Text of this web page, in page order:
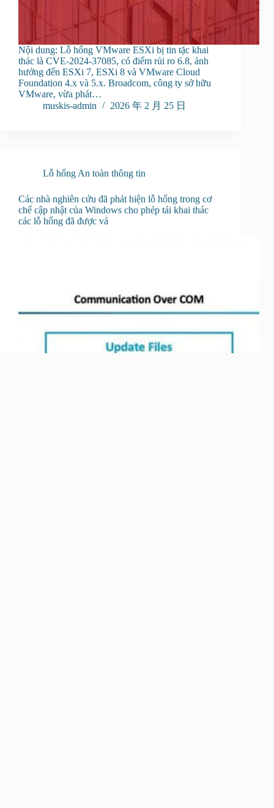
Nội dung: Lỗ hổng VMware ESXi bị tin tặc khai
thác là CVE-2024-37085, có điểm rủi ro 6.8, ảnh
hưởng đến ESXi 7, ESXi 8 và VMware Cloud
Foundation 4.x và 5.x. Broadcom, công ty sở hữu
VMware, vừa phát…
muskis-admin
2026 年 2 月 25 日
Lỗ hổng An toàn thông tin
Các nhà nghiên cứu đã phát hiện lỗ hổng trong cơ
chế cập nhật của Windows cho phép tái khai thác
các lỗ hổng đã được vá